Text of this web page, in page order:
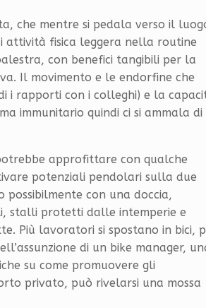
che mentre si pedala verso il
attività fisica leggera nella routine
con benefici tangibili per la
Il movimento e le endorfine che
i rapporti con i colleghi) e la
immunitario quindi ci si ammala di
approfittare con qualche
potenziali pendolari sulla due
con una doccia,
stalli protetti dalle intemperie e
Più lavoratori si spostano in bici,
di un bike manager,
su come promuovere gli
privato, può rivelarsi una mossa